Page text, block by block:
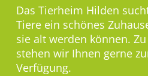
Das Tierheim Hilden
Tiere ein schönes
sie alt werden können. Zu
stehen wir Ihnen gerne
Verfügung.